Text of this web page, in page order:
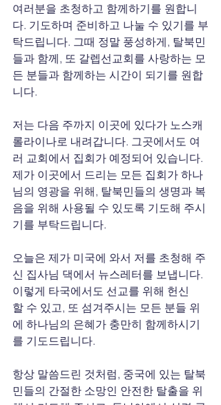
여러분을 초청하고 함께하기를 원합니
다. 기도하며 준비하고 나눌 수 있기를 부
탁드립니다. 그때 정말 풍성하게, 탈북민
들과 함께, 또 갈렙선교회를 사랑하는 모
든 분들과 함께하는 시간이 되기를 원합
니다.
저는 다음 주까지 이곳에 있다가 노스캐
롤라이나로 내려갑니다. 그곳에서도 여
러 교회에서 집회가 예정되어 있습니다.
제가 이곳에서 드리는 모든 집회가 하나
님의 영광을 위해, 탈북민들의 생명과 복
음을 위해 사용될 수 있도록 기도해 주시
기를 부탁드립니다.
오늘은 제가 미국에 와서 저를 초청해 주
신 집사님 댁에서 뉴스레터를 보냅니다.
이렇게 타국에서도 선교를 위해 헌신
할 수 있고, 또 섬겨주시는 모든 분들 위
에 하나님의 은혜가 충만히 함께하시기
를 기도드립니다.
항상 말씀드린 것처럼, 중국에 있는 탈북
민들의 간절한 소망인 안전한 탈출을 위